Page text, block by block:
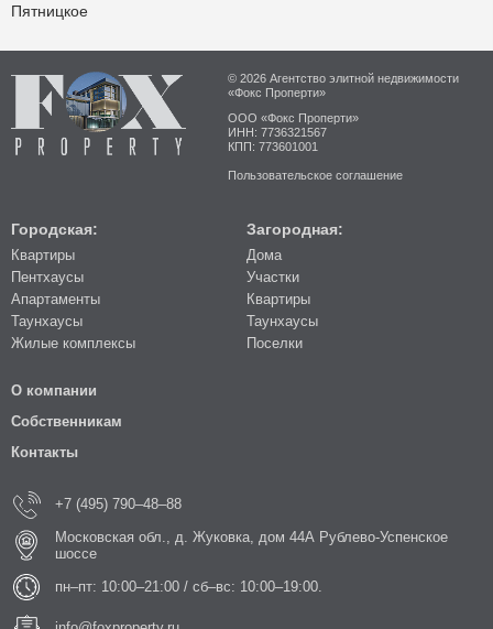
Пятницкое
© 2026 Агентство элитной недвижимости
«Фокс Проперти»
ООО «Фокс Проперти»
ИНН: 7736321567
КПП: 773601001
Пользовательское соглашение
Городская:
Квартиры
Пентхаусы
Апартаменты
Таунхаусы
Жилые комплексы
Загородная:
Дома
Участки
Квартиры
Таунхаусы
Поселки
О компании
Собственникам
Контакты
+7 (495) 790–48–88
Московская обл., д. Жуковка, дом 44А Рублево-Успенское
шоссе
пн–пт: 10:00–21:00 / сб–вс: 10:00–19:00.